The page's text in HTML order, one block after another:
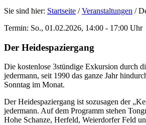
Sie sind hier: Startseite /Veranstaltungen /
Termin: So., 01.02.2026, 14:00 - 17:00 Uhr
Der Heidespaziergang
Die kostenlose 3stündige Exkursion durch
jedermann, seit 1990 das ganze Jahr
Sonntag im Monat.
Der Heidespaziergang ist sozusagen der
jedermann. Auf dem Programm stehen
Hohe Schanze, Herfeld, Weierdorfer Feld